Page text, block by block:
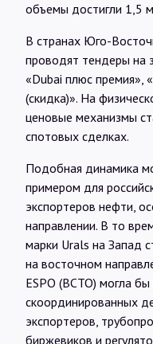
объемы достигли 1,5
В странах Юго-
проводят тендеры на
«Dubai плюс премия»,
(скидка)». На
ценовые механизмы
спотовых сделках.
Подобная динамика
примером для
экспортеров нефти,
направлении. В то
марки Urals на Запад
на восточном
ESPO (ВСТО) могла
скоординированных
экспортеров,
биржевиков и